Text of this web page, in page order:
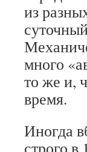
из
много
то же и,
время.
Иногда
строго